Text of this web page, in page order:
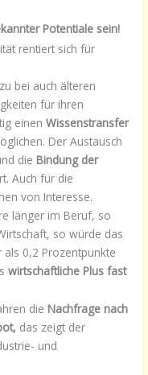
Potentiale sein!
rentiert sich für
bei auch älteren
für ihren
einenWissenstransfer
Der Austausch
die Bindung der
Auch für die
von Interesse.
länger im Beruf, so
so würde das
0,2 Prozentpunkte
wirtschaftliche Plus fast
die Nachfrage nach
das zeigt der
und